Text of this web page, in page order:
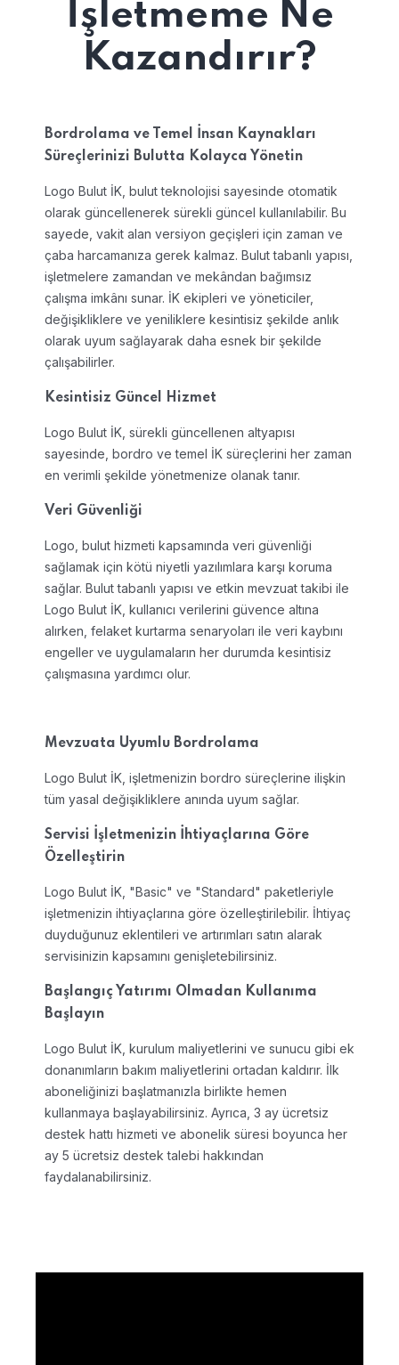
İşletmeme Ne
Kazandırır?
Bordrolama ve Temel İnsan Kaynakları
Süreçlerinizi Bulutta Kolayca Yönetin
Logo Bulut İK, bulut teknolojisi sayesinde otomatik
olarak güncellenerek sürekli güncel kullanılabilir. Bu
sayede, vakit alan versiyon geçişleri için zaman ve
çaba harcamanıza gerek kalmaz. Bulut tabanlı yapısı,
işletmelere zamandan ve mekândan bağımsız
çalışma imkânı sunar. İK ekipleri ve yöneticiler,
değişikliklere ve yeniliklere kesintisiz şekilde anlık
olarak uyum sağlayarak daha esnek bir şekilde
çalışabilirler.
Kesintisiz Güncel Hizmet
Logo Bulut İK, sürekli güncellenen altyapısı
sayesinde, bordro ve temel İK süreçlerini her zaman
en verimli şekilde yönetmenize olanak tanır.
Veri Güvenliği
Logo, bulut hizmeti kapsamında veri güvenliği
sağlamak için kötü niyetli yazılımlara karşı koruma
sağlar. Bulut tabanlı yapısı ve etkin mevzuat takibi ile
Logo Bulut İK, kullanıcı verilerini güvence altına
alırken, felaket kurtarma senaryoları ile veri kaybını
engeller ve uygulamaların her durumda kesintisiz
çalışmasına yardımcı olur.
Mevzuata Uyumlu Bordrolama
Logo Bulut İK, işletmenizin bordro süreçlerine ilişkin
tüm yasal değişikliklere anında uyum sağlar.
Servisi İşletmenizin İhtiyaçlarına Göre
Özelleştirin
Logo Bulut İK, "Basic" ve "Standard" paketleriyle
işletmenizin ihtiyaçlarına göre özelleştirilebilir. İhtiyaç
duyduğunuz eklentileri ve artırımları satın alarak
servisinizin kapsamını genişletebilirsiniz.
Başlangıç Yatırımı Olmadan Kullanıma
Başlayın
Logo Bulut İK, kurulum maliyetlerini ve sunucu gibi ek
donanımların bakım maliyetlerini ortadan kaldırır. İlk
aboneliğinizi başlatmanızla birlikte hemen
kullanmaya başlayabilirsiniz. Ayrıca, 3 ay ücretsiz
destek hattı hizmeti ve abonelik süresi boyunca her
ay 5 ücretsiz destek talebi hakkından
faydalanabilirsiniz.